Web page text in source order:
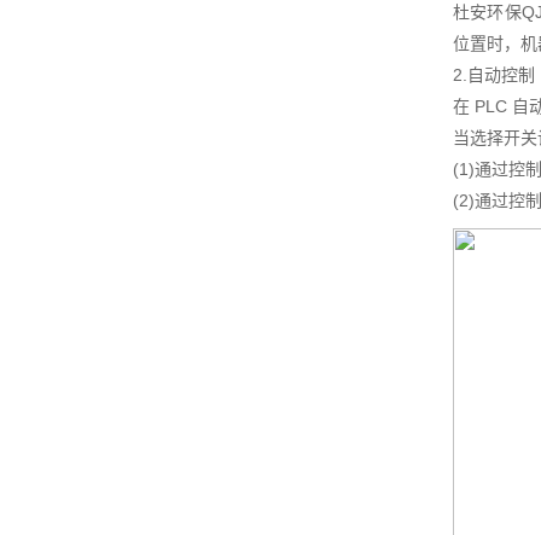
杜安环保
位置时，
2.自动控制
在 PLC 自
当选择开
(1)通过控
(2)通过控